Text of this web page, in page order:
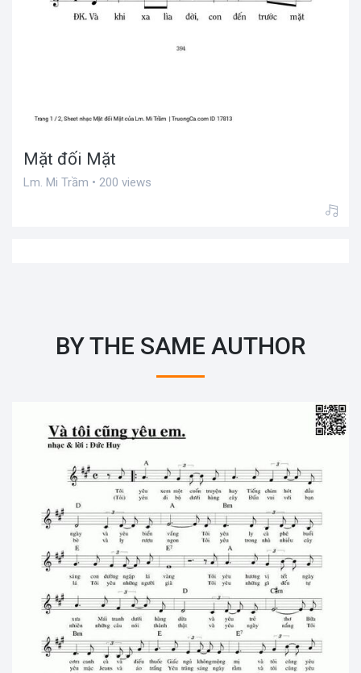
Mặt đối Mặt
Lm. Mi Trầm • 200 views
BY THE SAME AUTHOR